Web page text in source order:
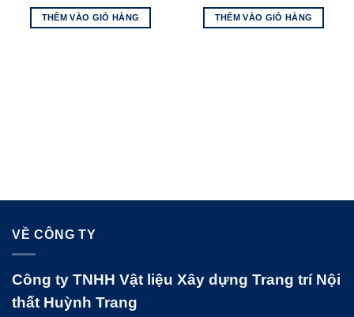
THÊM VÀO GIỎ HÀNG THÊM VÀO GIỎ HÀNG
VỀ CÔNG TY
Công ty TNHH Vật liệu Xây dựng Trang trí Nội
thất Huỳnh Trang